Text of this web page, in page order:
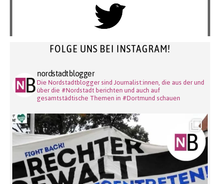
FOLGE UNS BEI INSTAGRAM!
nordstadtblogger
Die Nordstadtblogger sind Journalist:innen, die aus der und
über die #Nordstadt berichten und auch auf
gesamtstädtische Themen in #Dortmund schauen